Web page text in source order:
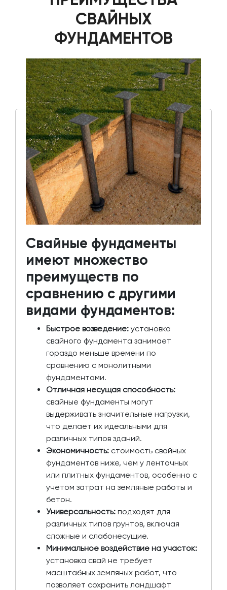
СВАЙНЫХ
ФУНДАМЕНТОВ
Свайные фундаменты
имеют множество
преимуществ по
сравнению с другими
видами фундаментов:
Быстрое возведение: установка
свайного фундамента занимает
гораздо меньше времени по
сравнению с монолитными
фундаментами.
Отличная несущая способность:
свайные фундаменты могут
выдерживать значительные нагрузки,
что делает их идеальными для
различных типов зданий.
Экономичность: стоимость свайных
фундаментов ниже, чем у ленточных
или плитных фундаментов, особенно с
учетом затрат на земляные работы и
бетон.
Универсальность: подходят для
различных типов грунтов, включая
сложные и слабонесущие.
Минимальное воздействие на участок:
установка свай не требует
масштабных земляных работ, что
позволяет сохранить ландшафт